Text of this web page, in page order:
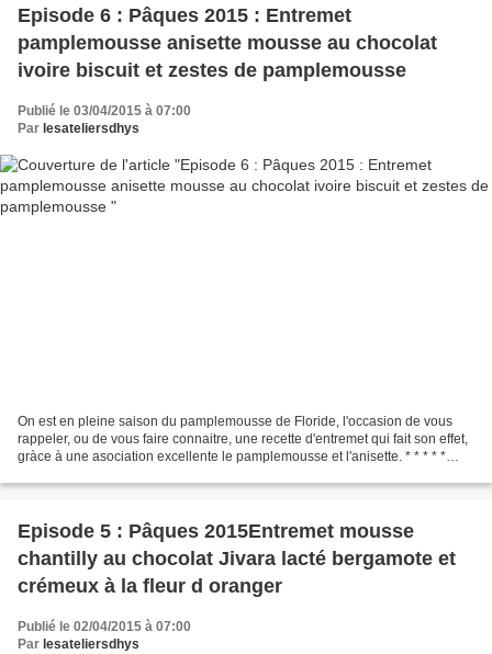
Episode 6 : Pâques 2015 : Entremet
pamplemousse anisette mousse au chocolat
ivoire biscuit et zestes de pamplemousse
Publié le 03/04/2015 à 07:00
Par lesateliersdhys
On est en pleine saison du pamplemousse de Floride, l'occasion de vous
rappeler, ou de vous faire connaitre, une recette d'entremet qui fait son effet,
gràce à une asociation excellente le pamplemousse et l'anisette. * * * * *
Episode 5 : Pâques 2015Entremet mousse
chantilly au chocolat Jivara lacté bergamote et
crémeux à la fleur d oranger
Publié le 02/04/2015 à 07:00
Par lesateliersdhys